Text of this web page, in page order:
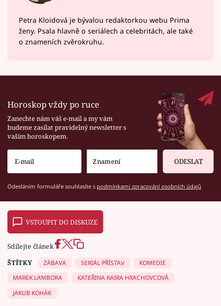
Petra Kloidová je bývalou redaktorkou webu Prima
ženy. Psala hlavně o seriálech a celebritách, ale také
o znameních zvěrokruhu.
Horoskop vždy po ruce
Zanechte nám váš e-mail a my vám
budeme zasílat pravidelný newsletter s
vaším horoskopem.
ODESLAT
Odesláním formuláře souhlasíte s podmínkami zpracování osobních údajů
VSTOUPIT DO DISKUZE
Sdílejte článek
ŠTÍTKY
ZÁBAVA SERIÁL PŘÍSTAV
KOMEDIE
MAREK LAMBORA
KATEŘINA KAIRA HRACHOVCOVÁ
JAKUB KOHÁK